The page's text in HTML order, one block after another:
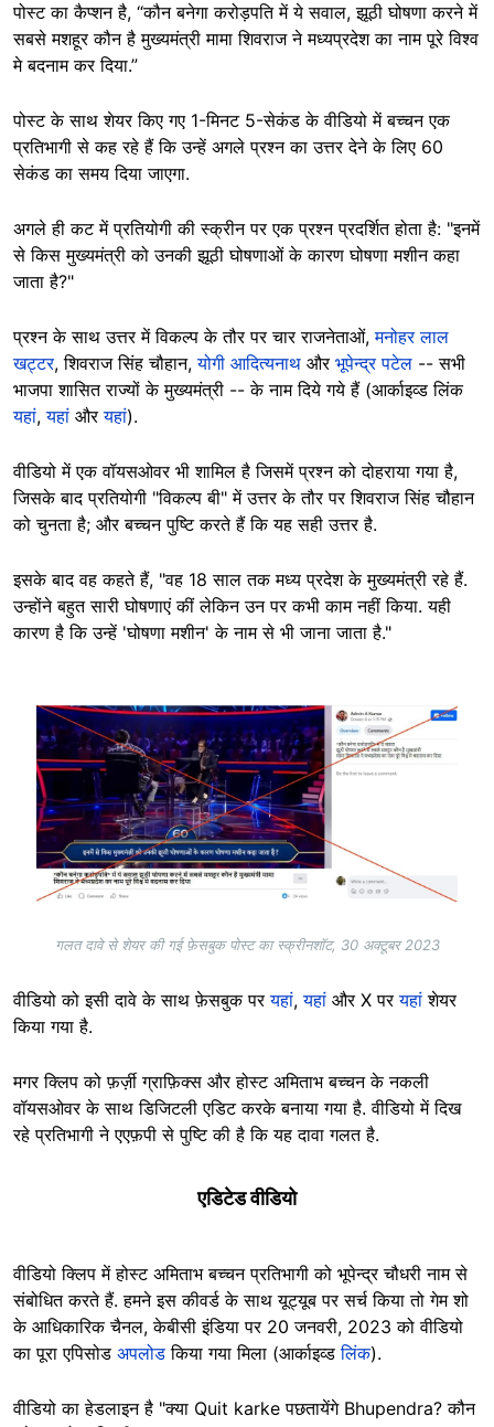
पोस्ट का कैप्शन है, “कौन बनेगा करोड़पति में ये सवाल, झूठी घोषणा करने में
सबसे मशहूर कौन है मुख्यमंत्री मामा शिवराज ने मध्यप्रदेश का नाम पूरे विश्व
मे बदनाम कर दिया.”
पोस्ट के साथ शेयर किए गए 1-मिनट 5-सेकंड के वीडियो में बच्चन एक
प्रतिभागी से कह रहे हैं कि उन्हें अगले प्रश्न का उत्तर देने के लिए 60
सेकंड का समय दिया जाएगा.
अगले ही कट में प्रतियोगी की स्क्रीन पर एक प्रश्न प्रदर्शित होता है: "इनमें
से किस मुख्यमंत्री को उनकी झूठी घोषणाओं के कारण घोषणा मशीन कहा
जाता है?"
प्रश्न के साथ उत्तर में विकल्प के तौर पर चार राजनेताओं,मनोहर लाल
खट्टर, शिवराज सिंह चौहान,योगी आदित्यनाथ और भूपेन्द्र पटेल -- सभी
भाजपा शासित राज्यों के मुख्यमंत्री -- के नाम दिये गये हैं (आर्काइव्ड लिंक
यहां,यहां औरयहां).
वीडियो में एक वॉयसओवर भी शामिल है जिसमें प्रश्न को दोहराया गया है,
जिसके बाद प्रतियोगी "विकल्प बी" में उत्तर के तौर पर शिवराज सिंह चौहान
को चुनता है; और बच्चन पुष्टि करते हैं कि यह सही उत्तर है.
इसके बाद वह कहते हैं, "वह 18 साल तक मध्य प्रदेश के मुख्यमंत्री रहे हैं.
उन्होंने बहुत सारी घोषणाएं कीं लेकिन उन पर कभी काम नहीं किया. यही
कारण है कि उन्हें 'घोषणा मशीन' के नाम से भी जाना जाता है."
Image
गलत दावे से शेयर की गई फ़ेसबुक पोस्ट का स्क्रीनशॉट, 30 अक्टूबर 2023
वीडियो को इसी दावे के साथ फ़ेसबुक परयहां,यहां और X परयहांशेयर
किया गया है.
मगर क्लिप को फ़र्ज़ी ग्राफ़िक्स और होस्ट अमिताभ बच्चन के नकली
वॉयसओवर के साथ डिजिटली एडिट करके बनाया गया है. वीडियो में दिख
रहे प्रतिभागी ने एएफ़पी से पुष्टि की है कि यह दावा गलत है.
एडिटेड वीडियो
वीडियो क्लिप में होस्ट अमिताभ बच्चन प्रतिभागी को भूपेन्द्र चौधरी नाम से
संबोधित करते हैं. हमने इस कीवर्ड के साथ यूट्यूब पर सर्च किया तो गेम शो
के आधिकारिक चैनल, केबीसी इंडिया पर 20 जनवरी, 2023 को वीडियो
का पूरा एपिसोड अपलोडकिया गया मिला (आर्काइव्डलिंक).
वीडियो का हेडलाइन है "क्या Quit karke पछतायेंगे Bhupendra? कौन